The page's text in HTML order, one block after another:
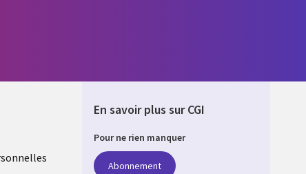
En savoir plus sur CGI
Pour ne rien manquer
Abonnement